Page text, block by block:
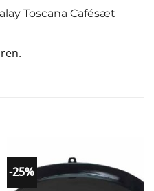
Toscana Cafésæt
-25%